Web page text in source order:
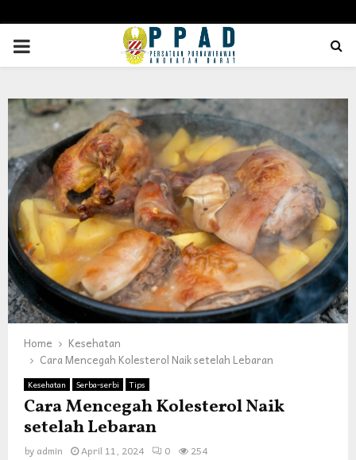
PRIMARY
Home
Kesehatan
Cara Mencegah Kolesterol Naik setelah Lebaran
Kesehatan Serba-serbi Tips
Cara Mencegah Kolesterol Naik
setelah Lebaran
by admin April 11, 2024 0 254